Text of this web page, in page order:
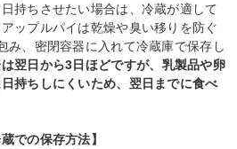
持ちさせたい場合は、冷蔵が適して
ップルパイは乾燥や臭い移りを防ぐ
み、密閉容器に入れて冷蔵庫で保存し
翌日から3日ほどですが、乳製品や卵
持ちしにくいため、翌日までに食べ
での保存方法】